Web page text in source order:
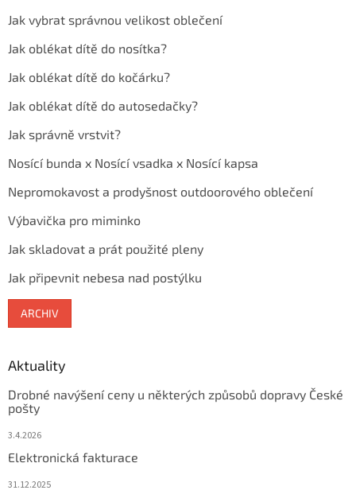
Jak vybrat správnou velikost oblečení
Jak oblékat dítě do nosítka?
Jak oblékat dítě do kočárku?
Jak oblékat dítě do autosedačky?
Jak správně vrstvit?
Nosící bunda x Nosící vsadka x Nosící kapsa
Nepromokavost a prodyšnost outdoorového oblečení
Výbavička pro miminko
Jak skladovat a prát použité pleny
Jak připevnit nebesa nad postýlku
ARCHIV
Aktuality
Drobné navýšení ceny u některých způsobů dopravy České
pošty
3.4.2026
Elektronická fakturace
31.12.2025